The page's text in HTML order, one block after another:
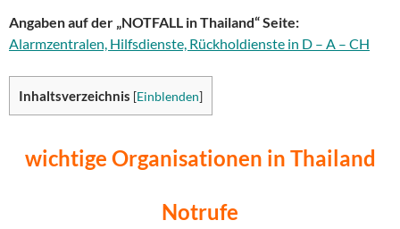
Angaben auf der „NOTFALL in Thailand“ Seite:
Alarmzentralen, Hilfsdienste, Rückholdienste in D – A – CH
Inhaltsverzeichnis [Einblenden]
wichtige Organisationen in Thailand
Notrufe